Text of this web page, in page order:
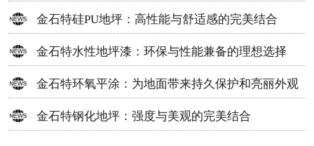
金石特硅PU地坪：高性能与舒适感的完美结合
金石特水性地坪漆：环保与性能兼备的理想选择
金石特环氧平涂：为地面带来持久保护和亮丽外观
金石特钢化地坪：强度与美观的完美结合